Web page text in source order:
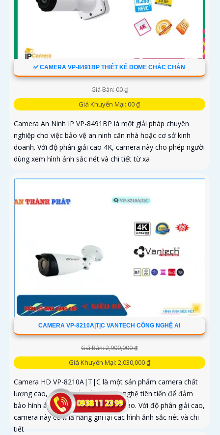
✅ CAMERA VP-8491BP THIÊT KẾ DOME CHẮC CHẮN
Giá Bán: 00 ₫
Giá Khuyến Mại: 00 ₫
Camera An Ninh IP VP-8491BP là một giải pháp chuyên
nghiệp cho việc bảo vệ an ninh căn nhà hoặc cơ sở kinh
doanh. Với độ phân giải cao 4K, camera này cho phép người
dùng xem hình ảnh sắc nét và chi tiết từ xa
CAMERA VP-8210A|T|C VANTECH CÔNG NGHỆ AI
Giá Bán: 2,900,000 ₫
Giá Khuyến Mại: 2,030,000 ₫
Camera HD VP-8210A|T|C là một sản phẩm camera chất
lượng cao, được thiết kế với công nghệ tiên tiến để đảm
bảo hình ảnh rõ nét và chất lượng cao. Với độ phân giải cao,
camera này có khả năng ghi lại các hình ảnh sắc nét và chi
tiết